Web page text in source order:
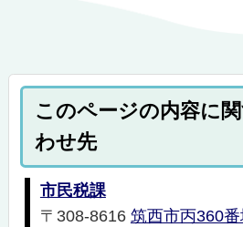
このページの内容に
わせ先
市民税課
〒308-8616 筑西市丙360